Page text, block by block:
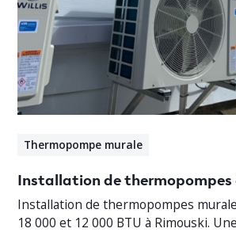
Thermopompe murale
Installation de thermopompes
Installation de thermopompes
18 000 et 12 000 BTU à Rimouski.